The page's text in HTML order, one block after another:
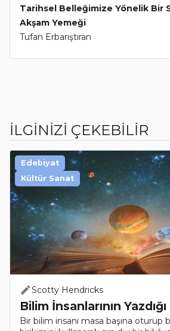
Tarihsel Belleğimize Yönelik Bir
Akşam Yemeği
Tufan Erbarıştıran
İLGİNİZİ ÇEKEBİLİR
Scotty Hendricks
Bilim İnsanlarının
Bir bilim insanı masa başına oturup
Edebiyat
Kültür Sanat